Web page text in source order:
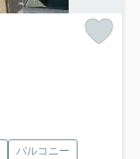
バルコニー